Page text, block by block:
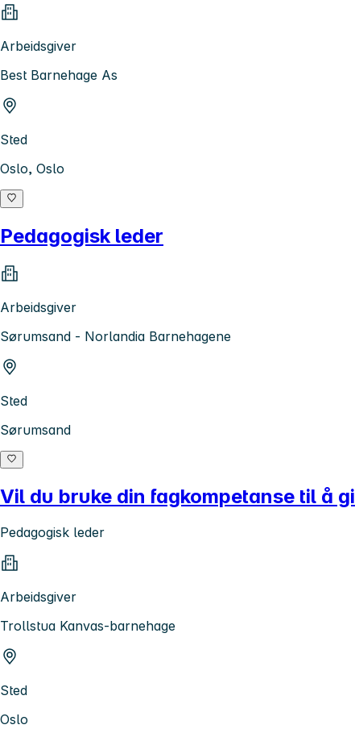
Arbeidsgiver
Best Barnehage As
Sted
Oslo, Oslo
Pedagogisk leder
Arbeidsgiver
Sørumsand - Norlandia Barnehagene
Sted
Sørumsand
Vil du bruke din fagkompetanse til å
Pedagogisk leder
Arbeidsgiver
Trollstua Kanvas-barnehage
Sted
Oslo